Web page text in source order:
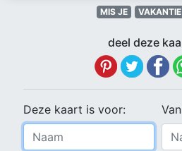
MIS JE VAKANTIE
deel deze
Deze kaart is voor: